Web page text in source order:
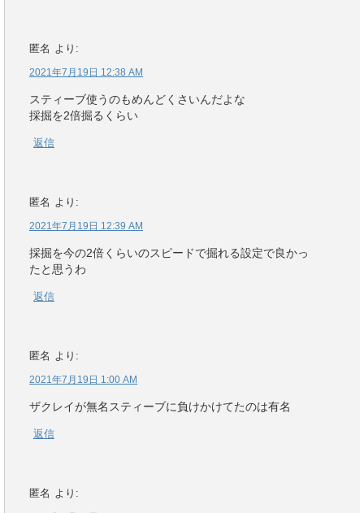
匿名 より:
2021年7月19日 12:38 AM
スティーブ使うのもめんどくさいんだよな
採掘を2倍掘るくらい
返信
匿名 より:
2021年7月19日 12:39 AM
採掘を今の2倍くらいのスピードで掘れる設定で良かっ
たと思うわ
返信
匿名 より:
2021年7月19日 1:00 AM
ザクレイが無名スティーブに負けかけてたのは有名
返信
匿名 より: